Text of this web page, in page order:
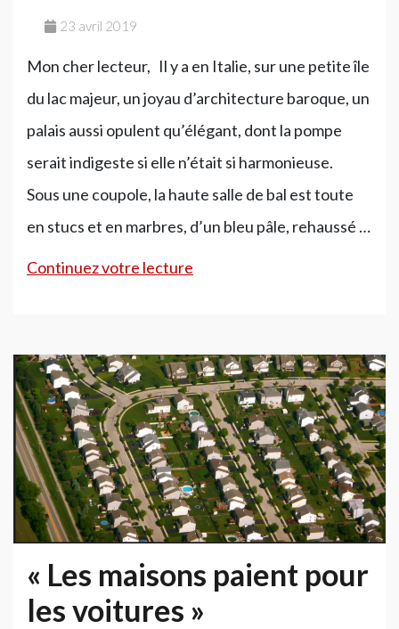
23 avril 2019
Mon cher lecteur, Il y a en Italie, sur une petite île
du lac majeur, un joyau d’architecture baroque, un
palais aussi opulent qu’élégant, dont la pompe
serait indigeste si elle n’était si harmonieuse.
Sous une coupole, la haute salle de bal est toute
en stucs et en marbres, d’un bleu pâle, rehaussé …
Continuez votre lecture
« Les maisons paient pour
les voitures »